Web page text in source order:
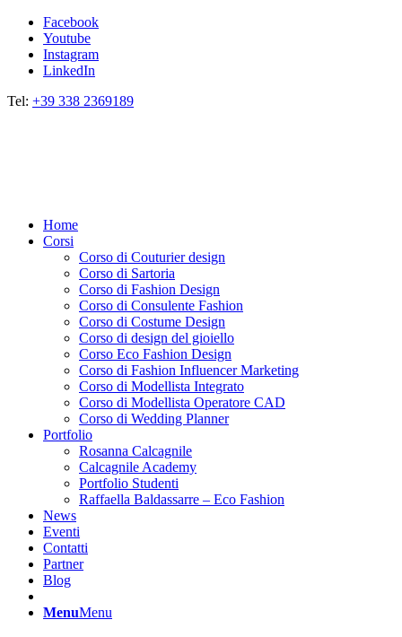
Facebook
Youtube
Instagram
LinkedIn
Tel: +39 338 2369189
Home
Corsi
Corso di Couturier design
Corso di Sartoria
Corso di Fashion Design
Corso di Consulente Fashion
Corso di Costume Design
Corso di design del gioiello
Corso Eco Fashion Design
Corso di Fashion Influencer Marketing
Corso di Modellista Integrato
Corso di Modellista Operatore CAD
Corso di Wedding Planner
Portfolio
Rosanna Calcagnile
Calcagnile Academy
Portfolio Studenti
Raffaella Baldassarre – Eco Fashion
News
Eventi
Contatti
Partner
Blog
MenuMenu